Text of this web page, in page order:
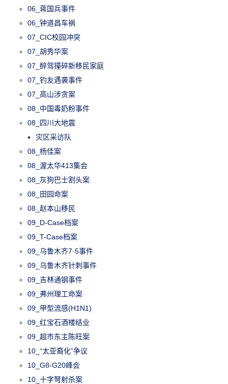
06_蒋国兵事件
06_钟道昌车祸
07_CIC校园冲突
07_胡秀华案
07_醉驾撞碎新移民家庭
07_钓友遇袭事件
07_高山涉贪案
08_中国毒奶粉事件
08_四川大地震
灾区采访队
08_杨佳案
08_渥太华413集会
08_灰狗巴士割头案
08_田园命案
08_赵本山移民
09_D-Case档案
09_T-Case档案
09_乌鲁木齐7·5事件
09_乌鲁木齐针刺事件
09_吉林通钢事件
09_弗州理工命案
09_甲型流感(H1N1)
09_红宝石酒楼结业
09_超市东主陈旺案
10_“太亚裔化”争议
10_G8-G20峰会
10_十字弩射杀案